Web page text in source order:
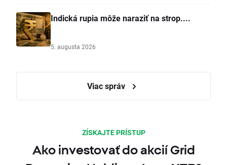
Indická rupia môže naraziť na strop....
5. augusta 2026
Viac správ
ZÍSKAJTE PRÍSTUP
Ako investovať do akcií Grid